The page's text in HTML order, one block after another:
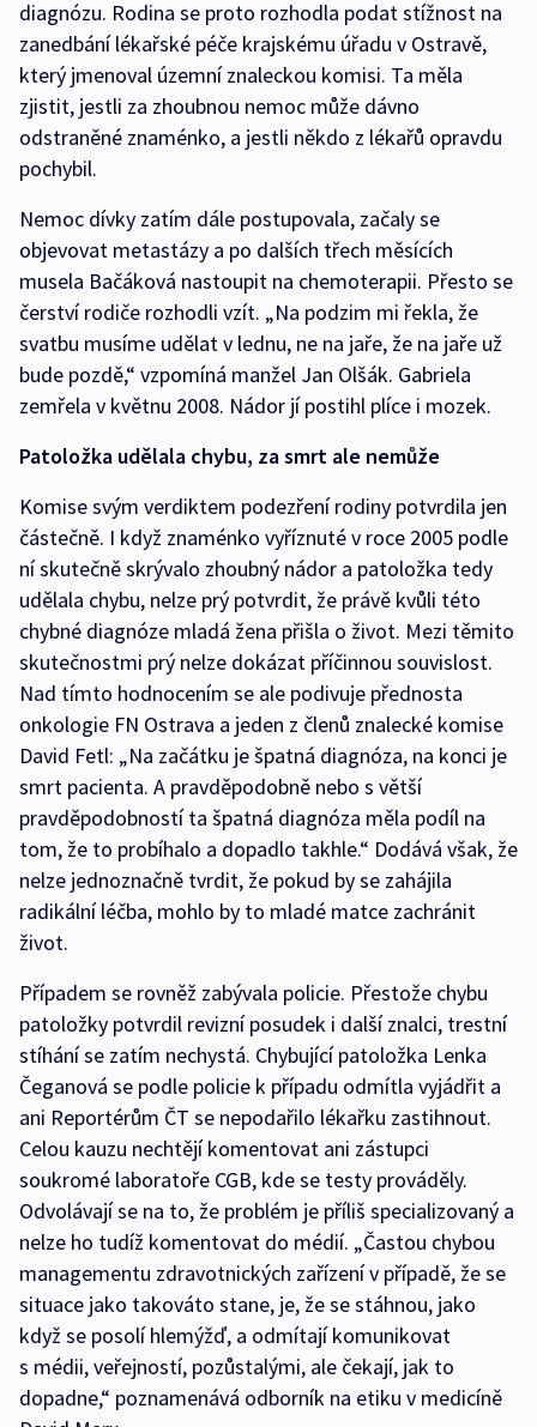
diagnózu. Rodina se proto rozhodla podat stížnost na
zanedbání lékařské péče krajskému úřadu v Ostravě,
který jmenoval územní znaleckou komisi. Ta měla
zjistit, jestli za zhoubnou nemoc může dávno
odstraněné znaménko, a jestli někdo z lékařů opravdu
pochybil.
Nemoc dívky zatím dále postupovala, začaly se
objevovat metastázy a po dalších třech měsících
musela Bačáková nastoupit na chemoterapii. Přesto se
čerství rodiče rozhodli vzít. „Na podzim mi řekla, že
svatbu musíme udělat v lednu, ne na jaře, že na jaře už
bude pozdě,“ vzpomíná manžel Jan Olšák. Gabriela
zemřela v květnu 2008. Nádor jí postihl plíce i mozek.
Patoložka udělala chybu, za smrt ale nemůže
Komise svým verdiktem podezření rodiny potvrdila jen
částečně. I když znaménko vyříznuté v roce 2005 podle
ní skutečně skrývalo zhoubný nádor a patoložka tedy
udělala chybu, nelze prý potvrdit, že právě kvůli této
chybné diagnóze mladá žena přišla o život. Mezi těmito
skutečnostmi prý nelze dokázat příčinnou souvislost.
Nad tímto hodnocením se ale podivuje přednosta
onkologie FN Ostrava a jeden z členů znalecké komise
David Fetl: „Na začátku je špatná diagnóza, na konci je
smrt pacienta. A pravděpodobně nebo s větší
pravděpodobností ta špatná diagnóza měla podíl na
tom, že to probíhalo a dopadlo takhle.“ Dodává však, že
nelze jednoznačně tvrdit, že pokud by se zahájila
radikální léčba, mohlo by to mladé matce zachránit
život.
Případem se rovněž zabývala policie. Přestože chybu
patoložky potvrdil revizní posudek i další znalci, trestní
stíhání se zatím nechystá. Chybující patoložka Lenka
Čeganová se podle policie k případu odmítla vyjádřit a
ani Reportérům ČT se nepodařilo lékařku zastihnout.
Celou kauzu nechtějí komentovat ani zástupci
soukromé laboratoře CGB, kde se testy prováděly.
Odvolávají se na to, že problém je příliš specializovaný a
nelze ho tudíž komentovat do médií. „Častou chybou
managementu zdravotnických zařízení v případě, že se
situace jako takováto stane, je, že se stáhnou, jako
když se posolí hlemýžď, a odmítají komunikovat
s médii, veřejností, pozůstalými, ale čekají, jak to
dopadne,“ poznamenává odborník na etiku v medicíně